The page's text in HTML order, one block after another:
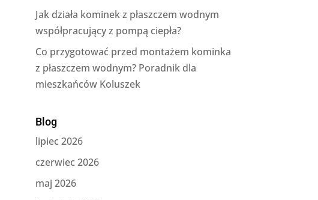
Jak działa kominek z płaszczem wodnym
współpracujący z pompą ciepła?
Co przygotować przed montażem kominka
z płaszczem wodnym? Poradnik dla
mieszkańców Koluszek
Blog
lipiec 2026
czerwiec 2026
maj 2026